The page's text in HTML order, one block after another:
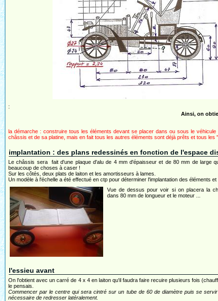
:
Ainsi, on
la démarche : construire tous les éléments devant se placer dans ou sous le
châssis et de sa platine, mais en fait tous les autres éléments sont déjà prêts et tous
implantation : des plans redessinés en fonction de l'espace
Le châssis sera fait d'une plaque d'alu de 4 mm d'épaisseur et de 80 mm de large
beaucoup de choses à caser !
Sur les côtés, deux plats de laiton et les amortisseurs à lames.
Un modèle à l'échelle a été effectué en ctp pour déterminer l'implantation des éléments
Vue de dessus pour voir si on placera la
dans 80 mm de longueur et le moteur ...
l'essieu avant
On l'obtient avec un carré de 4 x 4 en laiton qu'il faudra faire recuire plusieurs fois
le pensais.
Commencer par le centre qui sera cintré sur un tube de 60 de diamètre puis se
nécessaire de redresser latéralement.